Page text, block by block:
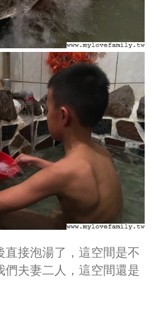
直接泡湯了，這空間是不
們夫妻二人，這空間還是